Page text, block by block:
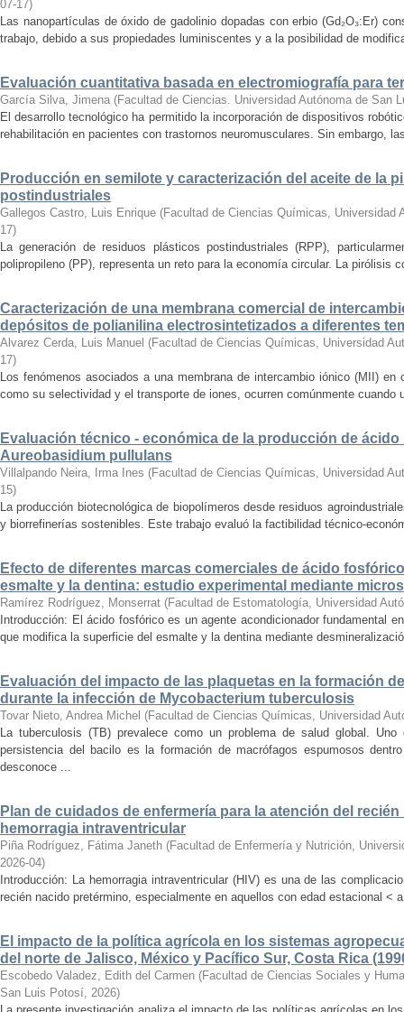
07-17)
Las nanopartículas de óxido de gadolinio dopadas con erbio (Gd₂O₃:Er)
trabajo, debido a sus propiedades luminiscentes y a la posibilidad de
Evaluación cuantitativa basada en electromiografía para
García Silva, Jimena (Facultad de Ciencias. Universidad Autónoma de San
El desarrollo tecnológico ha permitido la incorporación de dispositivos
rehabilitación en pacientes con trastornos neuromusculares. Sin embargo,
Producción en semilote y caracterización del aceite de la
postindustriales
Gallegos Castro, Luis Enrique (Facultad de Ciencias Químicas, Universidad
17)
La generación de residuos plásticos postindustriales (RPP),
polipropileno (PP), representa un reto para la economía circular. La pirólisis
Caracterización de una membrana comercial de
depósitos de polianilina electrosintetizados a diferentes
Alvarez Cerda, Luis Manuel (Facultad de Ciencias Químicas, Universidad
17)
Los fenómenos asociados a una membrana de intercambio iónico (MII)
como su selectividad y el transporte de iones, ocurren comúnmente cuando
Evaluación técnico - económica de la producción de
Aureobasidium pullulans
Villalpando Neira, Irma Ines (Facultad de Ciencias Químicas, Universidad
15)
La producción biotecnológica de biopolímeros desde residuos
y biorrefinerías sostenibles. Este trabajo evaluó la factibilidad técnico-
Efecto de diferentes marcas comerciales de ácido
esmalte y la dentina: estudio experimental mediante
Ramírez Rodríguez, Monserrat (Facultad de Estomatología, Universidad
Introducción: El ácido fosfórico es un agente acondicionador fundamental
que modifica la superficie del esmalte y la dentina mediante
Evaluación del impacto de las plaquetas en la formación
durante la infección de Mycobacterium tuberculosis
Tovar Nieto, Andrea Michel (Facultad de Ciencias Químicas, Universidad
La tuberculosis (TB) prevalece como un problema de salud global.
persistencia del bacilo es la formación de macrófagos espumosos
desconoce ...
Plan de cuidados de enfermería para la atención del
hemorragia intraventricular
Piña Rodríguez, Fátima Janeth (Facultad de Enfermería y Nutrición,
2026-04)
Introducción: La hemorragia intraventricular (HIV) es una de las
recién nacido pretérmino, especialmente en aquellos con edad estacional <
El impacto de la política agrícola en los sistemas
del norte de Jalisco, México y Pacífico Sur, Costa Rica
Escobedo Valadez, Edith del Carmen (Facultad de Ciencias Sociales y
San Luis Potosí, 2026)